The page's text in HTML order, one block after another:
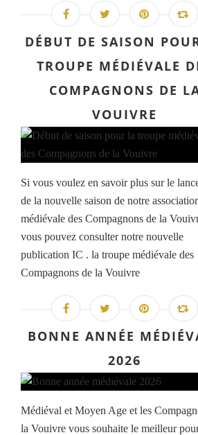
DÉBUT DE SAISON
TROUPE MÉDIÉVALE
COMPAGNONS DE
VOUIVRE
Si vous voulez en savoir plus sur le
de la nouvelle saison de notre
médiévale des Compagnons de la
vous pouvez consulter notre nouvelle
publication IC . la troupe médiévale des
Compagnons de la Vouivre
BONNE ANNÉE
2026
Médiéval et Moyen Age et les
la Vouivre vous souhaite le meilleur